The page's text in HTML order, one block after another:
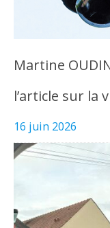
Martine
l’article sur la
16 juin 2026